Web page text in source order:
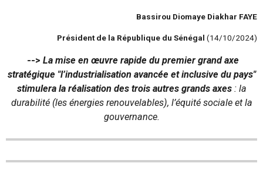
Bassirou Diomaye Diakhar FAYE
Président de la République du Sénégal (14/10/2024)
--> La mise en œuvre rapide du premier grand axe
stratégique "l’industrialisation avancée et inclusive du pays"
stimulera la réalisation des trois autres grands axes : la
durabilité (les énergies renouvelables), l’équité sociale et la
gouvernance.